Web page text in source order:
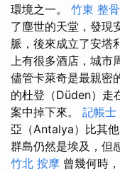
環境之一。 竹東 整骨
了塵世的天堂，發現
脈，後來成立了安塔
上有很多酒店，城市
儘管卡萊奇是最親密
的杜登（Düden）走
案中掉下來。 記帳士
亞（Antalya）比其
群島仍然是埃及，但
竹北 按摩 曾幾何時